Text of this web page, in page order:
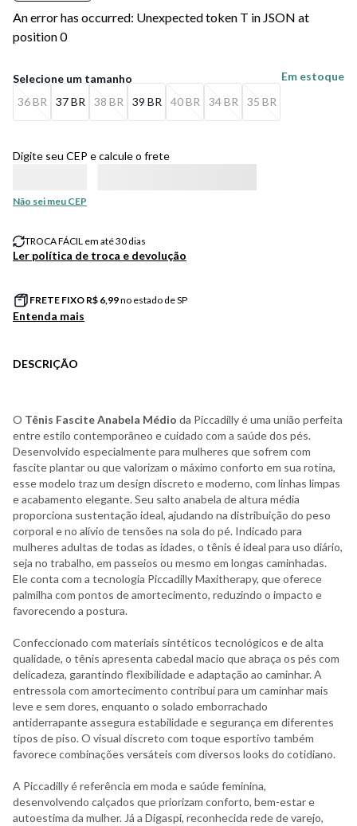
An error has occurred: Unexpected token T in JSON at
position 0
36 BR 37 BR 38 BR 39 BR 40 BR 34 BR 35 BR
Em estoque
Digite seu CEP e calcule o frete
Não sei meu CEP
TROCA FÁCIL em até 30 dias
Ler política de troca e devolução
FRETE FIXO R$ 6,99no estado de SP
Entenda mais
DESCRIÇÃO
O Tênis Fascite Anabela Médio da Piccadilly é uma união perfeita
entre estilo contemporâneo e cuidado com a saúde dos pés.
Desenvolvido especialmente para mulheres que sofrem com
fascite plantar ou que valorizam o máximo conforto em sua rotina,
esse modelo traz um design discreto e moderno, com linhas limpas
e acabamento elegante. Seu salto anabela de altura média
proporciona sustentação ideal, ajudando na distribuição do peso
corporal e no alívio de tensões na sola do pé. Indicado para
mulheres adultas de todas as idades, o tênis é ideal para uso diário,
seja no trabalho, em passeios ou mesmo em longas caminhadas.
Ele conta com a tecnologia Piccadilly Maxitherapy, que oferece
palmilha com pontos de amortecimento, reduzindo o impacto e
favorecendo a postura.
Confeccionado com materiais sintéticos tecnológicos e de alta
qualidade, o tênis apresenta cabedal macio que abraça os pés com
delicadeza, garantindo flexibilidade e adaptação ao caminhar. A
entressola com amortecimento contribui para um caminhar mais
leve e sem dores, enquanto o solado emborrachado
antiderrapante assegura estabilidade e segurança em diferentes
tipos de piso. O visual discreto com toque esportivo também
favorece combinações versáteis com diversos looks do cotidiano.
A Piccadilly é referência em moda e saúde feminina,
desenvolvendo calçados que priorizam conforto, bem-estar e
autoestima da mulher. Já a Digaspi, reconhecida rede de varejo,